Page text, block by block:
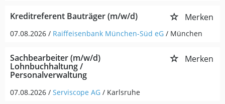
Kreditreferent Bauträger (m/w/d) Merken
07.08.2026 / Raiffeisenbank München-Süd eG / München
Sachbearbeiter (m/w/d)
Lohnbuchhaltung /
Personalverwaltung
Merken
07.08.2026 / Serviscope AG / Karlsruhe